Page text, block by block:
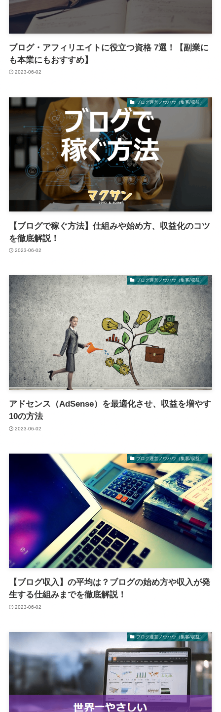
ブログ・アフィリエイトに役立つ資格 7選！【副業に
も本業にもおすすめ】
2023-06-02
ブログ運営ノウハウ（集客/収益）
【ブログで稼ぐ方法】仕組みや始め方、収益化のコツ
を徹底解説！
2023-06-02
ブログ運営ノウハウ（集客/収益）
アドセンス（AdSense）を最適化させ、収益を増やす
10の方法
2023-06-02
ブログ運営ノウハウ（集客/収益）
【ブログ収入】の平均は？ブログの始め方や収入が発
生する仕組みまでを徹底解説！
2023-06-02
ブログ運営ノウハウ（集客/収益）